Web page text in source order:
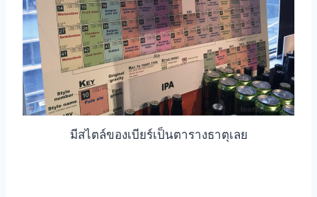
มีสไตล์ของเบียร์เป็นตารางธาตุเลย